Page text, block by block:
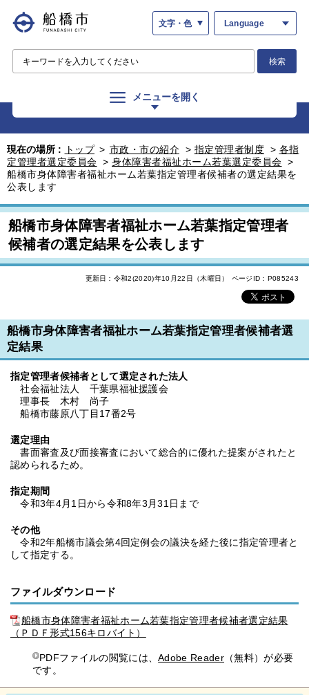
文字・色 Language
検索
メニューを開く
現在の場所 : トップ > 市政・市の紹介 > 指定管理者制度 > 各指
定管理者選定委員会 > 身体障害者福祉ホーム若葉選定委員会 >
船橋市身体障害者福祉ホーム若葉指定管理者候補者の選定結果を
公表します
船橋市身体障害者福祉ホーム若葉指定管理者
候補者の選定結果を公表します
更新日：令和2(2020)年10月22日（木曜日） ページID：P085243
船橋市身体障害者福祉ホーム若葉指定管理者候補者選
定結果
指定管理者候補者として選定された法人
社会福祉法人 千葉県福祉援護会
理事長 木村 尚子
船橋市藤原八丁目17番2号
選定理由
書面審査及び面接審査において総合的に優れた提案がされたと
認められるため。
指定期間
令和3年4月1日から令和8年3月31日まで
その他
令和2年船橋市議会第4回定例会の議決を経た後に指定管理者と
して指定する。
ファイルダウンロード
船橋市身体障害者福祉ホーム若葉指定管理者候補者選定結果
（ＰＤＦ形式156キロバイト）
PDFファイルの閲覧には、Adobe Reader （無料）が必要
です。